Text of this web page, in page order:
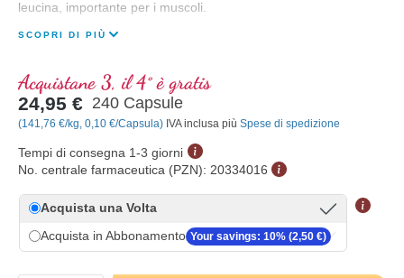
leucina, importante per i muscoli.
SCOPRI DI PIÙ
Acquistane 3, il 4° è gratis
24,95 € 240 Capsule
(141,76 €/kg, 0,10 €/Capsula) IVA inclusa più Spese di spedizione
Tempi di consegna 1-3 giorni
No. centrale farmaceutica (PZN): 20334016
Acquista una Volta
Acquista in Abbonamento Your savings: 10% (2,50 €)